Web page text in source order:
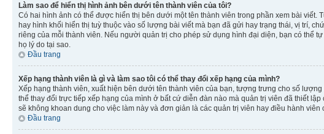
Làm sao để hiển thị hình ảnh bên dưới tên thành viên của tôi?
Có hai hình ảnh có thể được hiển thị bên dưới một tên thành viên trong phần xem bài
hay hình khối hiển thị tuỳ thuộc vào số lượng bài viết mà bạn đã gửi hay trạng thái, vị trí,
riêng của mỗi thành viên. Nếu người quản trị cho phép sử dụng hình đại diện, bạn có thể
họ lý do tại sao.
Đầu trang
Xếp hạng thành viên là gì và làm sao tôi có thể thay đổi xếp hạng của mình?
Xếp hạng thành viên, xuất hiện bên dưới tên thành viên của bạn, tượng trưng cho số
thể thay đổi trực tiếp xếp hạng của mình ở bất cứ diễn đàn nào mà quản trị viên đã thiết
sẽ không khoan dung cho việc làm này và đơn giản là các quản trị viên hay điều hành
Đầu trang